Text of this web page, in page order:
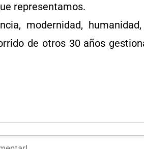
representamos.
modernidad,
de otros 30 años